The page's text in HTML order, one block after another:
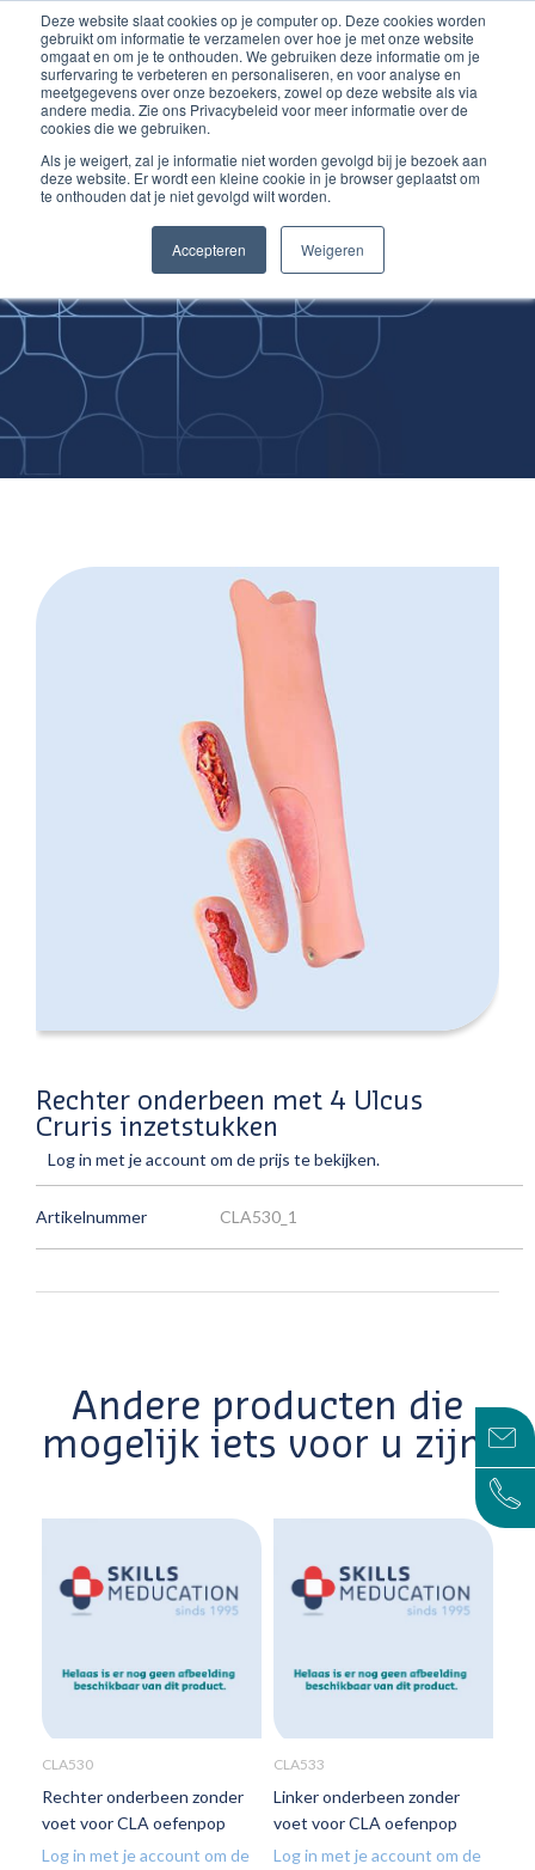
Deze website slaat cookies op je computer op. Deze cookies worden
gebruikt om informatie te verzamelen over hoe je met onze website
omgaat en om je te onthouden. We gebruiken deze informatie om je
surfervaring te verbeteren en personaliseren, en voor analyse en
meetgegevens over onze bezoekers, zowel op deze website als via
andere media. Zie ons Privacybeleid voor meer informatie over de
cookies die we gebruiken.
Als je weigert, zal je informatie niet worden gevolgd bij je bezoek aan
deze website. Er wordt een kleine cookie in je browser geplaatst om
te onthouden dat je niet gevolgd wilt worden.
Accepteren Weigeren
Inloggen account
Ga
naar
de
inhoud
Improving
Medical Skills
Rechter onderbeen met 4 Ulcus
Cruris inzetstukken
Log in met je account om de prijs te bekijken.
Artikelnummer CLA530_1
Andere producten die
mogelijk iets voor u zijn!
CLA530
Rechter onderbeen zonder
voet voor CLA oefenpop
Log in met je account om de
CLA533
Linker onderbeen zonder
voet voor CLA oefenpop
Log in met je account om de